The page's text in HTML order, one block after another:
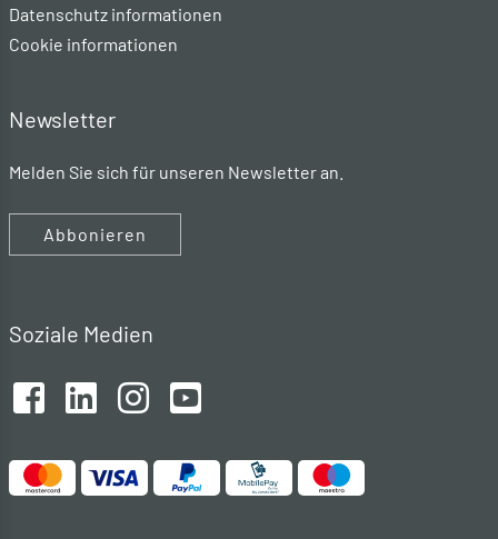
Datenschutz informationen
Cookie informationen
Newsletter
Melden Sie sich für unseren Newsletter an.
Abbonieren
Soziale Medien